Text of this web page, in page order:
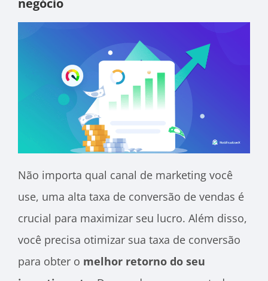
negócio
Não importa qual canal de marketing você
use, uma alta taxa de conversão de vendas é
crucial para maximizar seu lucro. Além disso,
você precisa otimizar sua taxa de conversão
para obter o melhor retorno do seu